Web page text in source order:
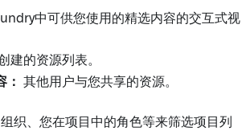
中可供您使用的精选内容的交互式视
建的资源列表。
：
其他用户与您共享的资源。
织、您在项目中的角色等来筛选项目列